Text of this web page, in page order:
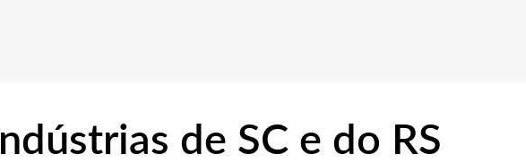
Indústrias de SC e do RS